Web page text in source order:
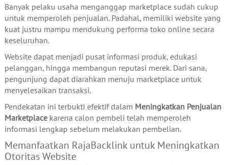
Banyak pelaku usaha menganggap marketplace sudah cukup
untuk memperoleh penjualan. Padahal, memiliki website yang
kuat justru mampu mendukung performa toko online secara
keseluruhan.
Website dapat menjadi pusat informasi produk, edukasi
pelanggan, hingga membangun reputasi merek. Dari sana,
pengunjung dapat diarahkan menuju marketplace untuk
menyelesaikan transaksi.
Pendekatan ini terbukti efektif dalam Meningkatkan Penjualan
Marketplacekarena calon pembeli telah memperoleh
informasi lengkap sebelum melakukan pembelian.
Memanfaatkan RajaBacklink untuk Meningkatkan
Otoritas Website